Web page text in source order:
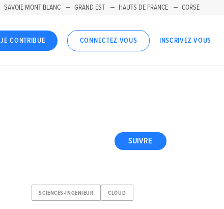
SAVOIE MONT BLANC GRAND EST HAUTS DE FRANCE CORSE
JE CONTRIBUE CONNECTEZ-VOUS INSCRIVEZ-VOUS
SUIVRE
SCIENCES-INGENIEUR CLOUD